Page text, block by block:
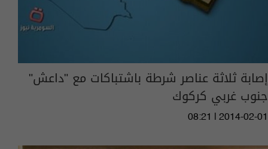
إصابة ثلاثة عناصر شرطة باشتباكات مع "داعش"
جنوب غربي كركوك
08:21 | 2014-02-01